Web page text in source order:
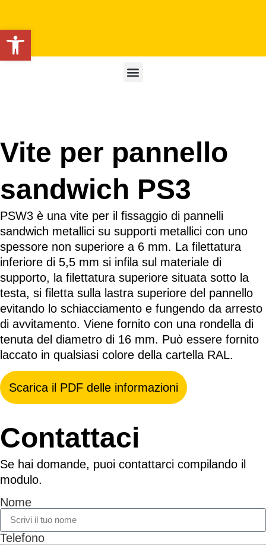
Vite per pannello
sandwich PS3
PSW3 è una vite per il fissaggio di pannelli
sandwich metallici su supporti metallici con uno
spessore non superiore a 6 mm. La filettatura
inferiore di 5,5 mm si infila sul materiale di
supporto, la filettatura superiore situata sotto la
testa, si filetta sulla lastra superiore del pannello
evitando lo schiacciamento e fungendo da arresto
di avvitamento. Viene fornito con una rondella di
tenuta del diametro di 16 mm. Può essere fornito
laccato in qualsiasi colore della cartella RAL.
Scarica il PDF delle informazioni
Contattaci
Se hai domande, puoi contattarci compilando il
modulo.
Nome
Telefono
Apri la barra degli strumenti